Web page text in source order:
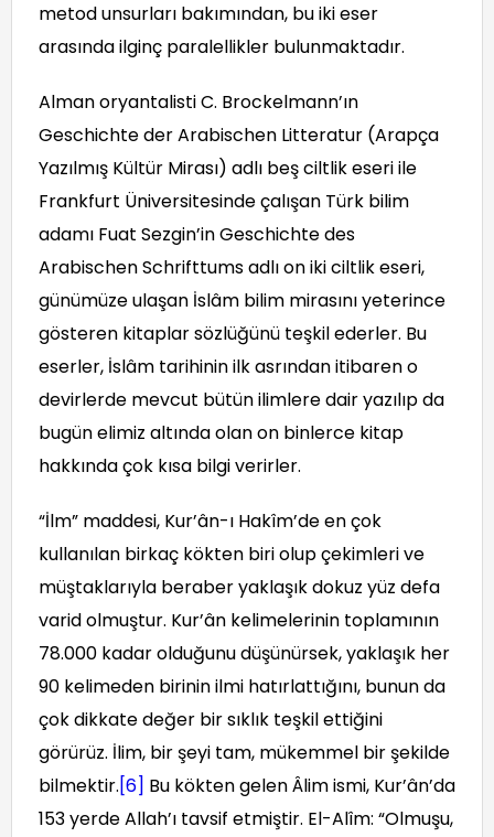
metod unsurları bakımından, bu iki eser
arasında ilginç paralellikler bulunmaktadır.
Alman oryantalisti C. Brockelmann’ın
Geschichte der Arabischen Litteratur (Arapça
Yazılmış Kültür Mirası) adlı beş ciltlik eseri ile
Frankfurt Üniversitesinde çalışan Türk bilim
adamı Fuat Sezgin’in Geschichte des
Arabischen Schrifttums adlı on iki ciltlik eseri,
günümüze ulaşan İslâm bilim mirasını yeterince
gösteren kitaplar sözlüğünü teşkil ederler. Bu
eserler, İslâm tarihinin ilk asrından itibaren o
devirlerde mevcut bütün ilimlere dair yazılıp da
bugün elimiz altında olan on binlerce kitap
hakkında çok kısa bilgi verirler.
“İlm” maddesi, Kur’ân-ı Hakîm’de en çok
kullanılan birkaç kökten biri olup çekimleri ve
müştaklarıyla beraber yaklaşık dokuz yüz defa
varid olmuştur. Kur’ân kelimelerinin toplamının
78.000 kadar olduğunu düşünürsek, yaklaşık her
90 kelimeden birinin ilmi hatırlattığını, bunun da
çok dikkate değer bir sıklık teşkil ettiğini
görürüz. İlim, bir şeyi tam, mükemmel bir şekilde
bilmektir.[6] Bu kökten gelen Âlim ismi, Kur’ân’da
153 yerde Allah’ı tavsif etmiştir. El-Alîm: “Olmuşu,